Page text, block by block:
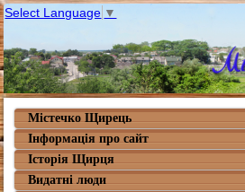
Select Language ▼
Містечко Щирець
Інформація про сайт
Історія Щирця
Видатні люди